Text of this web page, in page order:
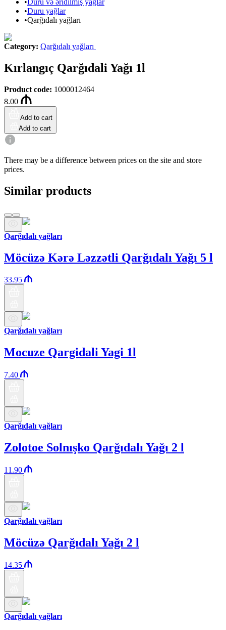
•Duru və əridilmiş yağlar
•Duru yağlar
•Qarğıdalı yağları
Category: Qarğıdalı yağları
Kırlangıç Qarğıdali Yağı 1l
Product code: 1000012464
8.00
Add to cart
Add to cart
There may be a difference between prices on the site and store
prices.
Similar products
Qarğıdalı yağları
Möcüzə Kərə Ləzzətli Qarğıdalı Yağı 5 l
33.95
Qarğıdalı yağları
Mocuze Qargidali Yagi 1l
7.40
Qarğıdalı yağları
Zolotoe Solnışko Qarğıdalı Yağı 2 l
11.90
Qarğıdalı yağları
Möcüzə Qarğıdalı Yağı 2 l
14.35
Qarğıdalı yağları